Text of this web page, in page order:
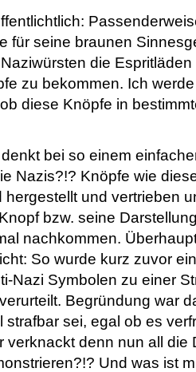
für seine braunen
die
zu bekommen. Ich
diese Knöpfe in
bei so einem
Nazis?!? Knöpfe wie
und vertrieben
bzw. seine
nachkommen.
So wurde kurz zuvor
Nazi Symbolen zu einer
Begründung war
sei, egal ob es
denn nun all die
Und was ist